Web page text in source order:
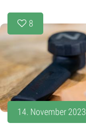
8
14. November 2023